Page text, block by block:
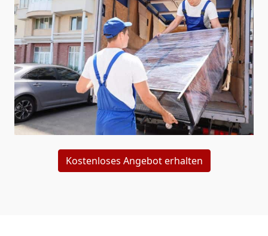
Kostenloses Angebot erhalten